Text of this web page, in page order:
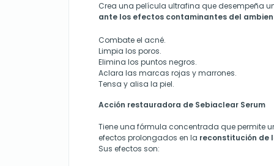
Crea una película ultrafina que desempeña
ante los efectos contaminantes del
Combate el acné.
Limpia los poros.
Elimina los puntos negros.
Aclara las marcas rojas y marrones.
Tensa y alisa la piel.
Acción restauradora de Sebiaclear Serum
Tiene una fórmula concentrada que permite
efectos prolongados en la reconstitución de
Sus efectos son: